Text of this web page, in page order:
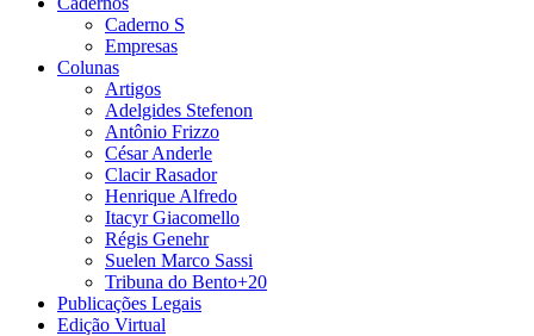
Caderno S
Empresas
Colunas
Artigos
Adelgides Stefenon
Antônio Frizzo
César Anderle
Clacir Rasador
Henrique Alfredo
Itacyr Giacomello
Régis Genehr
Suelen Marco Sassi
Tribuna do Bento+20
Publicações Legais
Edição Virtual